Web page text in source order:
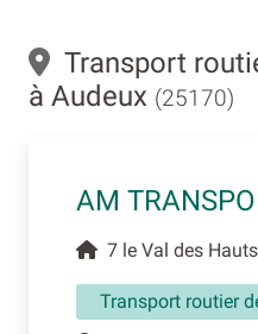
Transport
à Audeux (25170)
AM
7 le Val des
Transport routier